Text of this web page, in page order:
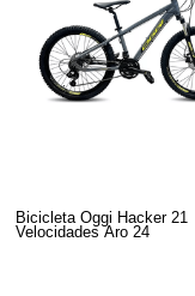
Bicicleta Oggi Hacker 21
Velocidades Aro 24